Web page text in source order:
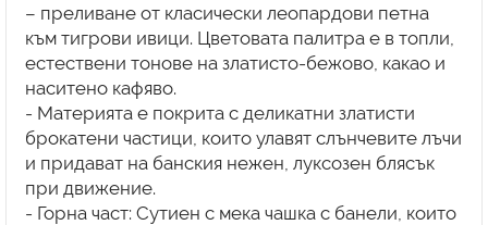
– преливане от класически леопардови петна
към тигрови ивици. Цветовата палитра е в топли,
естествени тонове на златисто-бежово, какао и
наситено кафяво.
- Материята е покрита с деликатни златисти
брокатени частици, които улавят слънчевите лъчи
и придават на банския нежен, луксозен блясък
при движение.
- Горна част: Сутиен с мека чашка с банели, които